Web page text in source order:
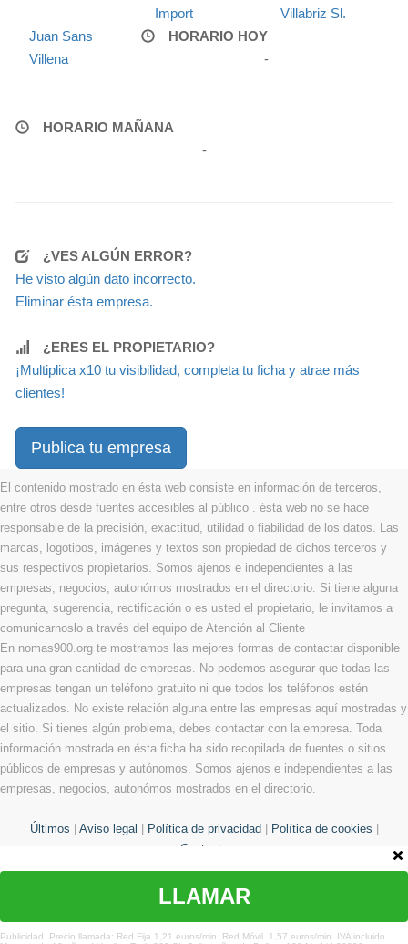
Import
Villabriz Sl.
Juan Sans
Villena
HORARIO HOY
-
HORARIO MAÑANA
-
¿VES ALGÚN ERROR?
He visto algún dato incorrecto.
Eliminar ésta empresa.
¿ERES EL PROPIETARIO?
¡Multiplica x10 tu visibilidad, completa tu ficha y atrae más
clientes!
Publica tu empresa
El contenido mostrado en ésta web consiste en información de terceros,
entre otros desde fuentes accesibles al público . ésta web no se hace
responsable de la precisión, exactitud, utilidad o fiabilidad de los datos. Las
marcas, logotipos, imágenes y textos son propiedad de dichos terceros y
sus respectivos propietarios. Somos ajenos e independientes a las
empresas, negocios, autonómos mostrados en el directorio. Si tiene alguna
pregunta, sugerencia, rectificación o es usted el propietario, le invitamos a
comunicarnoslo a través del equipo de Atención al Cliente
En nomas900.org te mostramos las mejores formas de contactar disponible
para una gran cantidad de empresas. No podemos asegurar que todas las
empresas tengan un teléfono gratuito ni que todos los teléfonos estén
actualizados. No existe relación alguna entre las empresas aquí mostradas y
el sitio. Si tienes algún problema, debes contactar con la empresa. Toda
información mostrada en ésta ficha ha sido recopilada de fuentes o sitios
públicos de empresas y autónomos. Somos ajenos e independientes a las
empresas, negocios, autonómos mostrados en el directorio.
Últimos Aviso legal Política de privacidad Política de cookies
Contacto
¿Te hemos ayudado?
LLAMAR
Publicidad. Precio llamada: Red Fija 1,21 euros/min. Red Móvil. 1,57 euros/min. IVA incluido.